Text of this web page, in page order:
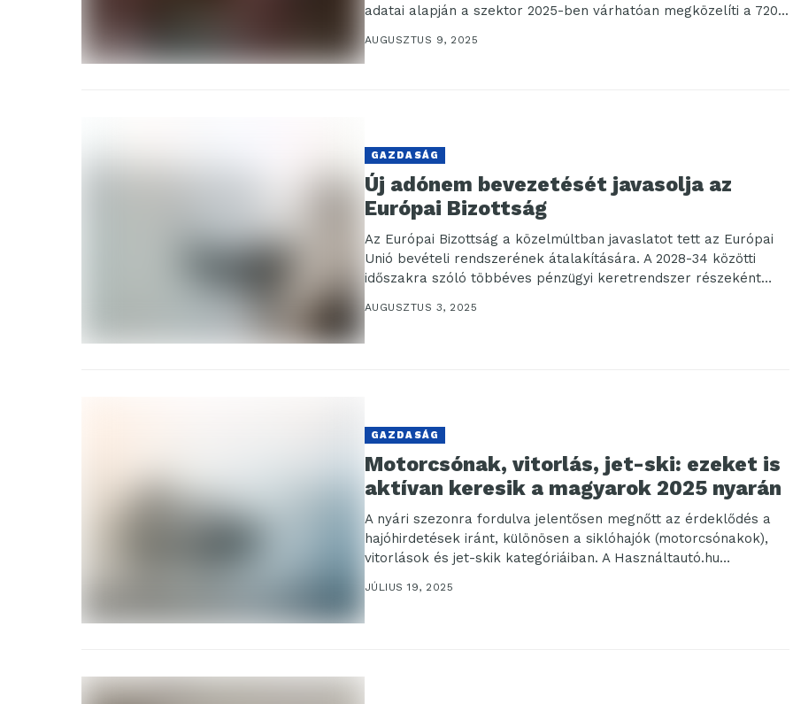
adatai alapján a szektor 2025-ben várhatóan megközelíti a 720...
AUGUSZTUS 9, 2025
GAZDASÁG
Új adónem bevezetését javasolja az
Európai Bizottság
Az Európai Bizottság a közelmúltban javaslatot tett az Európai
Unió bevételi rendszerének átalakítására. A 2028-34 közötti
időszakra szóló többéves pénzügyi keretrendszer részeként
AUGUSZTUS 3, 2025
GAZDASÁG
Motorcsónak, vitorlás, jet-ski: ezeket is
aktívan keresik a magyarok 2025 nyarán
A nyári szezonra fordulva jelentősen megnőtt az érdeklődés a
hajóhirdetések iránt, különösen a siklóhajók (motorcsónakok),
vitorlások és jet-skik kategóriáiban. A Használtautó.hu
legfrissebb adatai...
JÚLIUS 19, 2025